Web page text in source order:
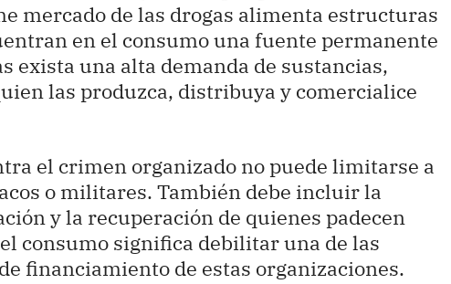
mercado de las drogas alimenta estructuras
en el consumo una fuente permanente
exista una alta demanda de sustancias,
las produzca, distribuya y comercialice
el crimen organizado no puede limitarse a
o militares. También debe incluir la
y la recuperación de quienes padecen
consumo significa debilitar una de las
financiamiento de estas organizaciones.